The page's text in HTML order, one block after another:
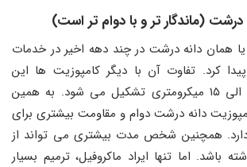
یا همان دانه درشت در چند دهه اخیر در خدمات
کرد. تفاوت آن با دیگر کامپوزیت ها این
است که از ذرات ۱۰ الی ۱۵ میکرومتری تشکیل می شود. به همین
دانه درشت دوام و مقاومت بیشتری برای
دارد. همچنین شخص مدت بیشتری می تواند از
باشد. اما تنها ایراد ماکروفیل، ترمیم بسیار